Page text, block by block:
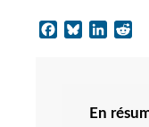
Facebook
Bluesky
En